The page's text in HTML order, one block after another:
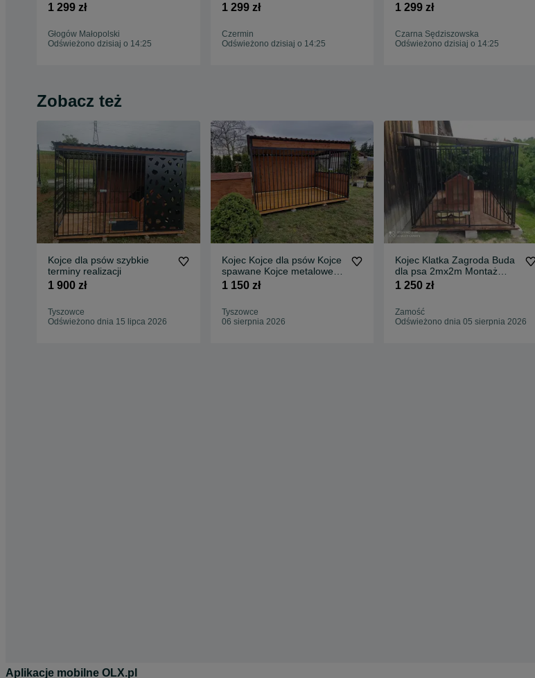
1 299 zł
Głogów Małopolski
Odświeżono dzisiaj o 14:25
1 299 zł
Czermin
Odświeżono dzisiaj o 14:25
1 299 zł
Czarna Sędziszowska
Odświeżono dzisiaj o 14:25
Zobacz też
Kojce dla psów szybkie
terminy realizacji
1 900 zł
Tyszowce
Odświeżono dnia 15 lipca 2026
Kojec Kojce dla psów Kojce
spawane Kojce metalowe
Kojce
1 150 zł
Tyszowce
06 sierpnia 2026
Kojec Klatka Zagroda Buda
dla psa 2mx2m Montaż
Gratis Solidny
1 250 zł
Zamość
Odświeżono dnia 05 sierpnia 2026
Aplikacje mobilne OLX.pl